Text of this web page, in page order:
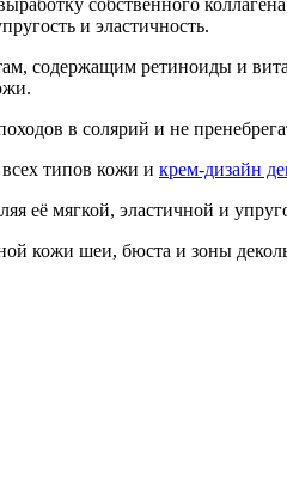
и эластичность.
содержащим ретиноиды и
в солярий и не
всех типов кожи и крем-дизайн
её мягкой, эластичной и
кожи шеи, бюста и зоны